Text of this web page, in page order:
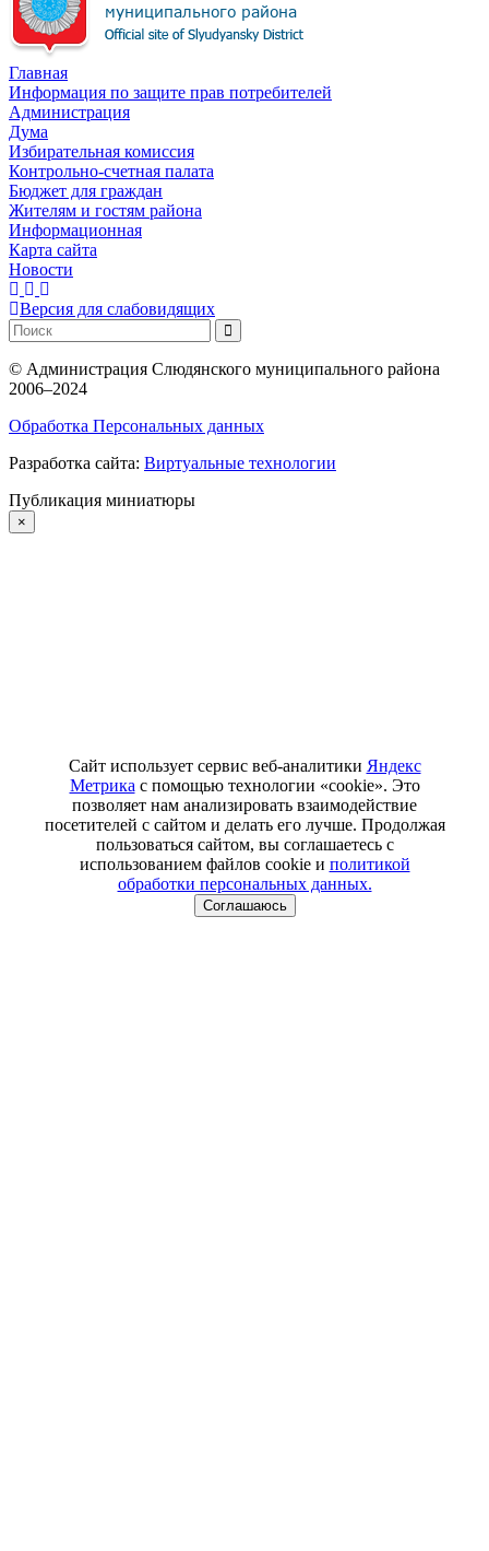
Главная
Информация по защите прав потребителей
Администрация
Дума
Избирательная комиссия
Контрольно-счетная палата
Бюджет для граждан
Жителям и гостям района
Информационная
Карта сайта
Новости
Версия для слабовидящих
© Администрация Слюдянского муниципального района
2006–2024
Обработка Персональных данных
Разработка сайта: Виртуальные технологии
Публикация миниатюры
×
Сайт использует сервис веб-аналитики Яндекс
Метрика с помощью технологии «cookie». Это
позволяет нам анализировать взаимодействие
посетителей с сайтом и делать его лучше. Продолжая
пользоваться сайтом, вы соглашаетесь с
использованием файлов cookie и политикой
обработки персональных данных.
Соглашаюсь